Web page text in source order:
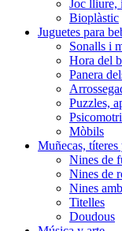
Joc lliure,
Bioplàstic
Juguetes para
Sonalls i
Hora del
Panera
Puzzles,
Mòbils
Muñecas,
Nines de
Nines de
Nines
Titelles
Doudous